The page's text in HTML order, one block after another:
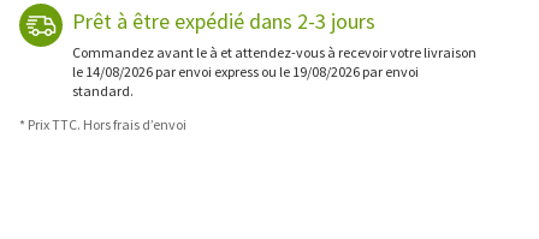
Prêt à être expédié dans 2-3 jours
Commandez avant le à et attendez-vous à recevoir votre livraison
le 14/08/2026 par envoi express ou le 19/08/2026 par envoi
standard.
* Prix TTC. Hors frais d’envoi